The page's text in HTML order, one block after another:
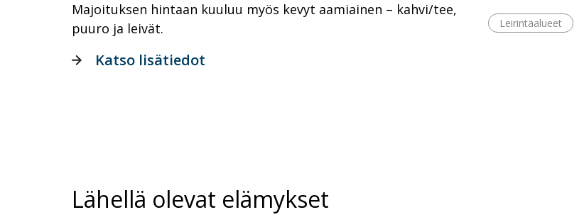
Majoituksen hintaan kuuluu myös kevyt aamiainen – kahvi/tee,
puuro ja leivät.
Leirintäalueet
Katso lisätiedot
Lähellä olevat elämykset